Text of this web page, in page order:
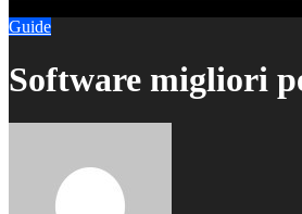
Guide
Software migliori